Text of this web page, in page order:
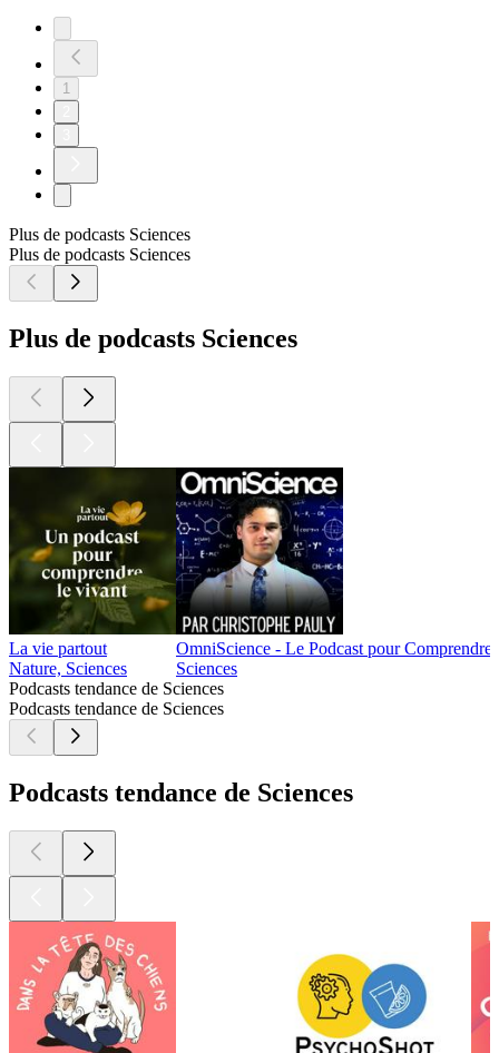
1
Plus de podcasts Sciences
Plus de podcasts Sciences
Plus de podcasts Sciences
La vie partout
Nature, Sciences
OmniScience - Le Podcast pour Comprendre
Sciences
Podcasts tendance de Sciences
Podcasts tendance de Sciences
Podcasts tendance de Sciences